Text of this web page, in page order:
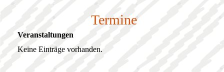
Termine
Veranstaltungen
Keine Einträge vorhanden.